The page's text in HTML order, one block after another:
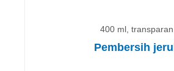
400 ml, transparan
Pembersih